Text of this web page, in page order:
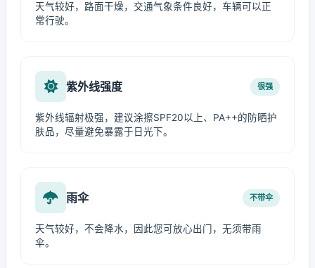
天气较好，路面干燥，交通气象条件良好，车辆可以正
常行驶。
紫外线强度 很强
紫外线辐射极强，建议涂擦SPF20以上、PA++的防晒护
肤品，尽量避免暴露于日光下。
雨伞 不带伞
天气较好，不会降水，因此您可放心出门，无须带雨
伞。